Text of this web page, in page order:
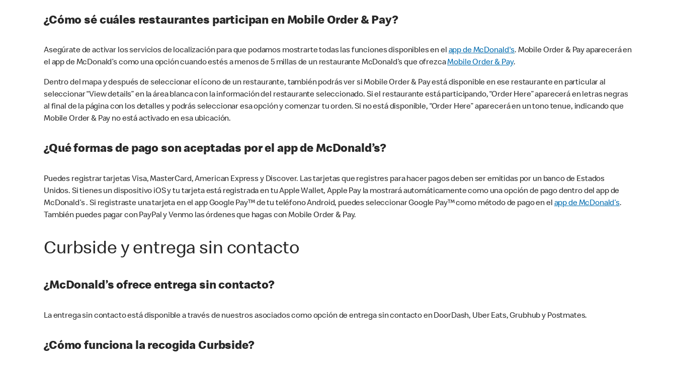
¿Cómo sé cuáles restaurantes participan en Mobile Order & Pay?
Asegúrate de activar los servicios de localización para que podamos mostrarte todas las funciones disponibles en elapp de McDonald's. Mobile Order & Pay aparecerá en
el app de McDonald’s como una opción cuando estés a menos de 5 millas de un restaurante McDonald’s que ofrezcaMobile Order & Pay.
Dentro del mapa y después de seleccionar el ícono de un restaurante, también podrás ver si Mobile Order & Pay está disponible en ese restaurante en particular al
seleccionar “View details” en la área blanca con la información del restaurante seleccionado. Si el restaurante está participando, “Order Here” aparecerá en letras negras
al final de la página con los detalles y podrás seleccionar esa opción y comenzar tu orden. Si no está disponible, “Order Here” aparecerá en un tono tenue, indicando que
Mobile Order & Pay no está activado en esa ubicación.
¿Qué formas de pago son aceptadas por el app de McDonald’s?
Puedes registrar tarjetas Visa, MasterCard, American Express y Discover. Las tarjetas que registres para hacer pagos deben ser emitidas por un banco de Estados
Unidos. Si tienes un dispositivo iOS y tu tarjeta está registrada en tu Apple Wallet, Apple Pay la mostrará automáticamente como una opción de pago dentro del app de
McDonald’s . Si registraste una tarjeta en el app Google Pay™ de tu teléfono Android, puedes seleccionar Google Pay™ como método de pago en elapp de McDonald’s.
También puedes pagar con PayPal y Venmo las órdenes que hagas con Mobile Order & Pay.
Curbside y entrega sin contacto
¿McDonald’s ofrece entrega sin contacto?
La entrega sin contacto está disponible a través de nuestros asociados como opción de entrega sin contacto en DoorDash, Uber Eats, Grubhub y Postmates.
¿Cómo funciona la recogida Curbside?